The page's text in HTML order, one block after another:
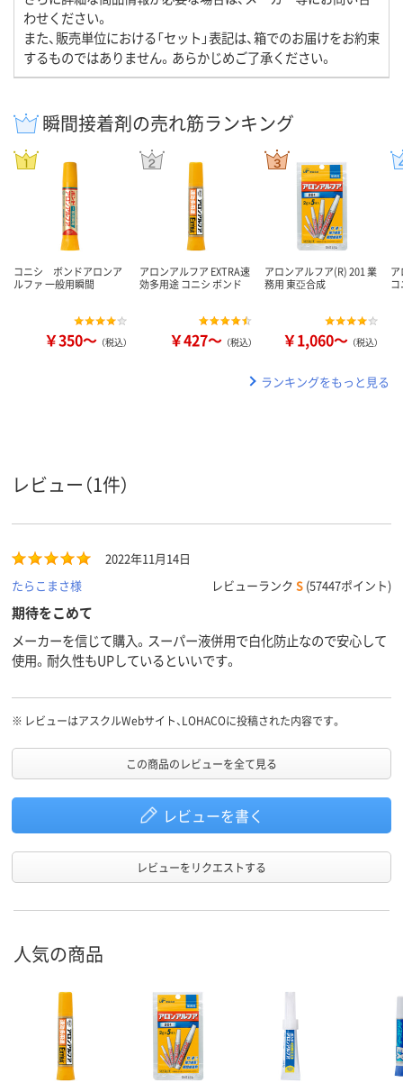
わせください。
また、販売単位における「セット」表記は、箱でのお届けをお約束
するものではありません。あらかじめご了承ください。
瞬間接着剤の売れ筋ランキング
コニシ ボンドアロンア
ルファ 一般用瞬間
￥350～ （税込）
アロンアルフア EXTRA速
効多用途 コニシ ボンド
￥427～ （税込）
アロンアルフア(R) 201 業
務用 東亞合成
￥1,060～ （税込）
ランキングをもっと見る
レビュー（1件）
2022年11月14日
たらこまさ様
レビューランク S (57447ポイント)
期待をこめて
メーカーを信じて購入。スーパー液併用で白化防止なので安心して
使用。耐久性もUPしているといいです。
※ レビューはアスクルWebサイト、LOHACOに投稿された内容です。
この商品のレビューを全て見る
レビューを書く
レビューをリクエストする
人気の商品